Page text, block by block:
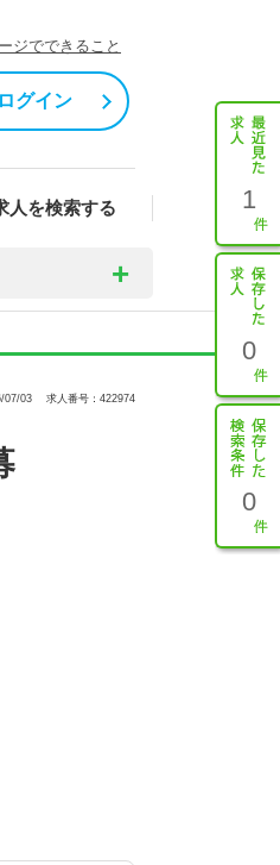
ジでできること
ログイン
人を検索する 1
0
0
07/03 求人番号：422974